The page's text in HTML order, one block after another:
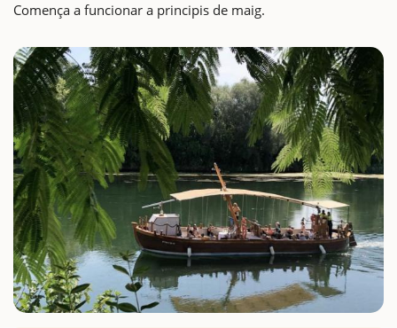
Comença a funcionar a principis de maig.